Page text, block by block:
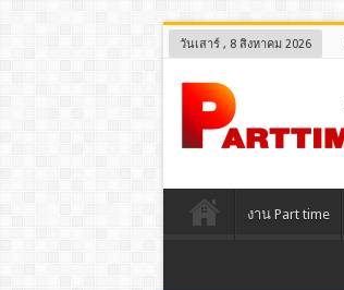
วันเสาร์ , 8 สิงหาคม 2026
งาน Part time